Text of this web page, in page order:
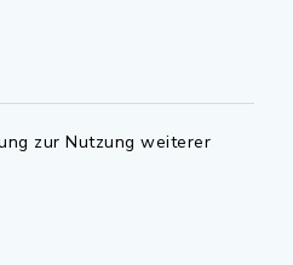
zur Nutzung weiterer
Erlangen-Höchstadt